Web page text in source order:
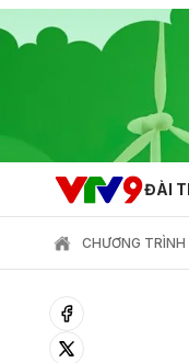
ĐÀI
CHƯƠNG TRÌNH